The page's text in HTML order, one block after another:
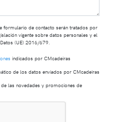
formulario de contacto serán tratados por
vigente sobre datos personales y el
(UE) 2016/679.
indicados por CMcadeiras
de los datos enviados por CMcadeiras
las novedades y promociones de